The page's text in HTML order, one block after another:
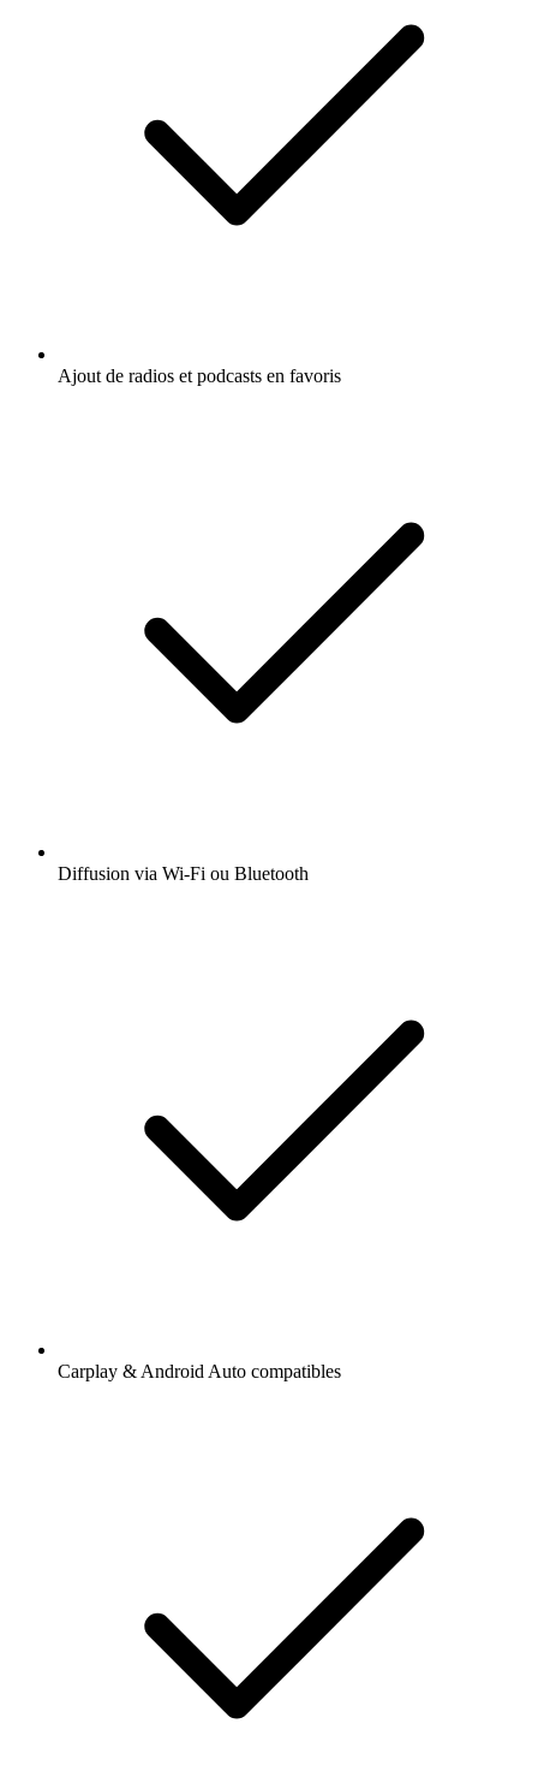
Ajout de radios et podcasts en favoris
Diffusion via Wi-Fi ou Bluetooth
Carplay & Android Auto compatibles